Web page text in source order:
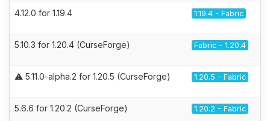
4.12.0 for 1.19.4 1.19.4 - Fabric
5.10.3 for 1.20.4 (CurseForge) Fabric - 1.20.4
⚠️ 5.11.0-alpha.2 for 1.20.5 (CurseForge) 1.20.5 - Fabric
5.6.6 for 1.20.2 (CurseForge) 1.20.2 - Fabric